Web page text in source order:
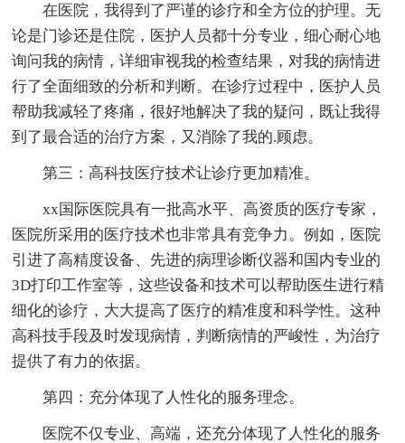
在医院，我得到了严谨的诊疗和全方位的护理。无
论是门诊还是住院，医护人员都十分专业，细心耐心地
询问我的病情，详细审视我的检查结果，对我的病情进
行了全面细致的分析和判断。在诊疗过程中，医护人员
帮助我减轻了疼痛，很好地解决了我的疑问，既让我得
到了最合适的治疗方案，又消除了我的.顾虑。
第三：高科技医疗技术让诊疗更加精准。
xx国际医院具有一批高水平、高资质的医疗专家，
医院所采用的医疗技术也非常具有竞争力。例如，医院
引进了高精度设备、先进的病理诊断仪器和国内专业的
3D打印工作室等，这些设备和技术可以帮助医生进行精
细化的诊疗，大大提高了医疗的精准度和科学性。这种
高科技手段及时发现病情，判断病情的严峻性，为治疗
提供了有力的依据。
第四：充分体现了人性化的服务理念。
医院不仅专业、高端，还充分体现了人性化的服务